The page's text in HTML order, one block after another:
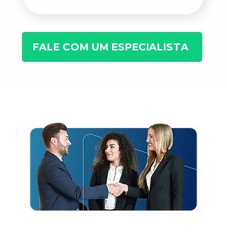
FALE COM UM ESPECIALISTA